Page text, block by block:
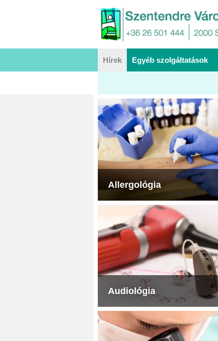
Hírek Egyéb szolgáltatások
Allergológia
Audiológia